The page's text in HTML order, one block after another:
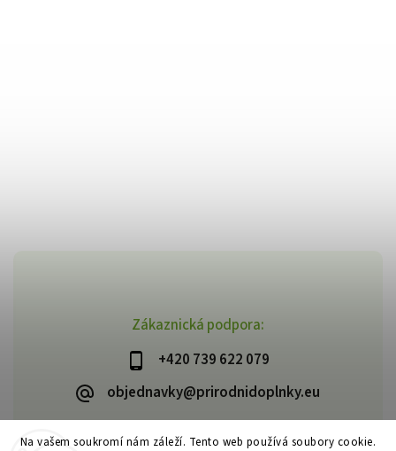
Na vašem soukromí nám záleží. Tento web používá soubory cookie.
Zákaznická podpora:
+420 739 622 079
objednavky@prirodnidoplnky.eu